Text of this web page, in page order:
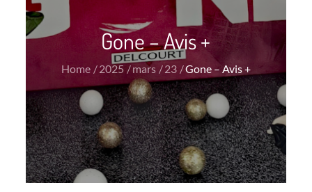
Gone – Avis +
Home 2025 mars 23 Gone – Avis +